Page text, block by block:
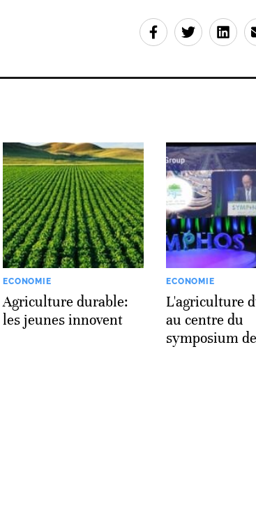
ECONOMIE
Agriculture durable:
les jeunes innovent
ECONOMIE
L'agriculture
au centre du
symposium